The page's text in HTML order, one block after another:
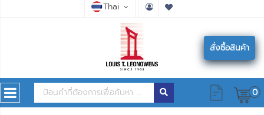
Thai
สั่งซื้อสินค้า
0